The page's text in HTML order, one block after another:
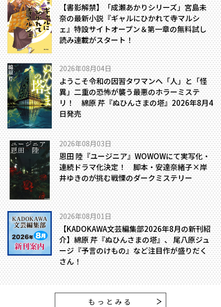
【書影解禁】「成瀬あかりシリーズ」宮島未
奈の最新小説『ギャルにひかれて寺マルシ
ェ』特設サイトオープン＆第一章の無料試し
読み連載がスタート！
2026年08月04日
ようこそ令和の因習タワマンへ――「人」と「怪
異」二重の恐怖が襲う最悪のホラーミステ
リ！ 綿原 芹『ぬひんさまの塔』2026年8月4
日発売
2026年08月03日
恩田 陸『ユージニア』WOWOWにて実写化・
連続ドラマ化決定！ 脚本・安達奈緒子×岸
井ゆきのが挑む戦慄のダークミステリー
2026年08月01日
【KADOKAWA文芸編集部2026年8月の新刊紹
介】綿原 芹『ぬひんさまの塔』、 尾八原ジュ
ージ『予言のけもの』など注目作が盛りだく
さん！
もっとみる